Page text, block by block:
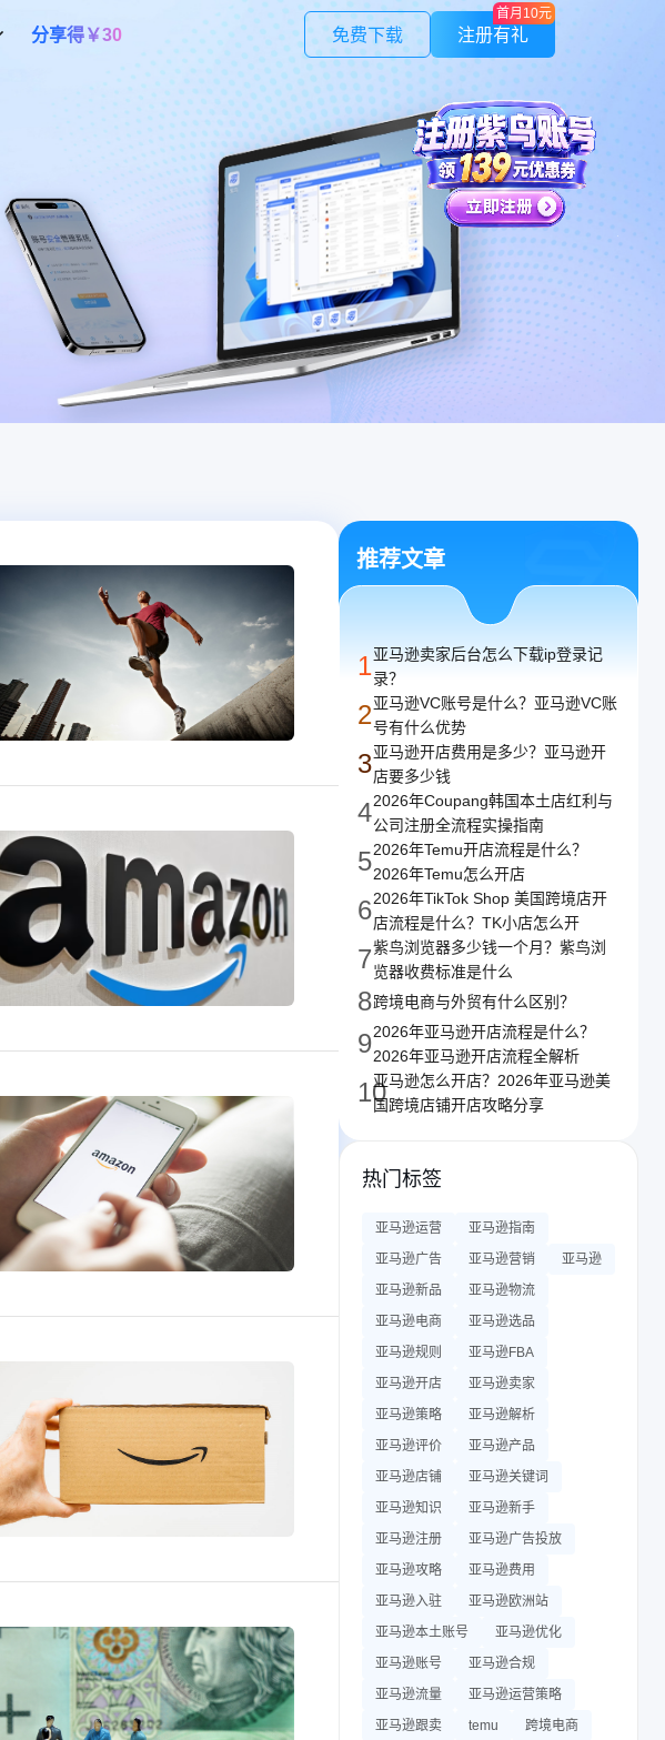
分享得￥30 免费下载
首月10元
注册有礼
高效团队协作管理
根据角色灵活授权，安全可控
自动二步验证
自动填充二步验证码，安全快捷
续费托管
到期自动续费，避免不必要损失
一键在线翻译
紫鸟应用
LinkFoxAI
电商专用AI 商品图 | 模特 | 素材
紫鸟云号
一号多绑，接收全球电话/短信
推荐文章
1亚马逊卖家后台怎么下载ip登录记
录？
2亚马逊VC账号是什么？亚马逊VC账
号有什么优势
3亚马逊开店费用是多少？亚马逊开
店要多少钱
42026年Coupang韩国本土店红利与
公司注册全流程实操指南
52026年Temu开店流程是什么？
2026年Temu怎么开店
62026年TikTok Shop 美国跨境店开
店流程是什么？TK小店怎么开
7紫鸟浏览器多少钱一个月？紫鸟浏
览器收费标准是什么
8跨境电商与外贸有什么区别？
92026年亚马逊开店流程是什么？
2026年亚马逊开店流程全解析
10亚马逊怎么开店？2026年亚马逊美
国跨境店铺开店攻略分享
热门标签
亚马逊运营
亚马逊指南
亚马逊广告
亚马逊营销
亚马逊
亚马逊新品
亚马逊物流
亚马逊电商
亚马逊选品
亚马逊规则
亚马逊FBA
亚马逊开店
亚马逊卖家
亚马逊策略
亚马逊解析
亚马逊评价
亚马逊产品
亚马逊店铺
亚马逊关键词
亚马逊知识
亚马逊新手
亚马逊注册
亚马逊广告投放
亚马逊攻略
亚马逊费用
亚马逊入驻
亚马逊欧洲站
亚马逊本土账号
亚马逊优化
亚马逊账号
亚马逊合规
亚马逊流量
亚马逊运营策略
亚马逊跟卖
temu
跨境电商